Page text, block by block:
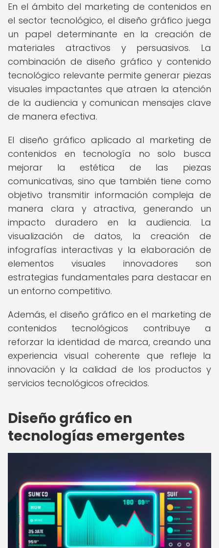
En el ámbito del marketing de contenidos en
el sector tecnológico, el diseño gráfico juega
un papel determinante en la creación de
materiales atractivos y persuasivos. La
combinación de diseño gráfico y contenido
tecnológico relevante permite generar piezas
visuales impactantes que atraen la atención
de la audiencia y comunican mensajes clave
de manera efectiva.
El diseño gráfico aplicado al marketing de
contenidos en tecnología no solo busca
mejorar la estética de las piezas
comunicativas, sino que también tiene como
objetivo transmitir información compleja de
manera clara y atractiva, generando un
impacto duradero en la audiencia. La
visualización de datos, la creación de
infografías interactivas y la elaboración de
elementos visuales innovadores son
estrategias fundamentales para destacar en
un entorno competitivo.
Además, el diseño gráfico en el marketing de
contenidos tecnológicos contribuye a
reforzar la identidad de marca, creando una
experiencia visual coherente que refleje la
innovación y la calidad de los productos y
servicios tecnológicos ofrecidos.
Diseño gráfico en
tecnologías emergentes